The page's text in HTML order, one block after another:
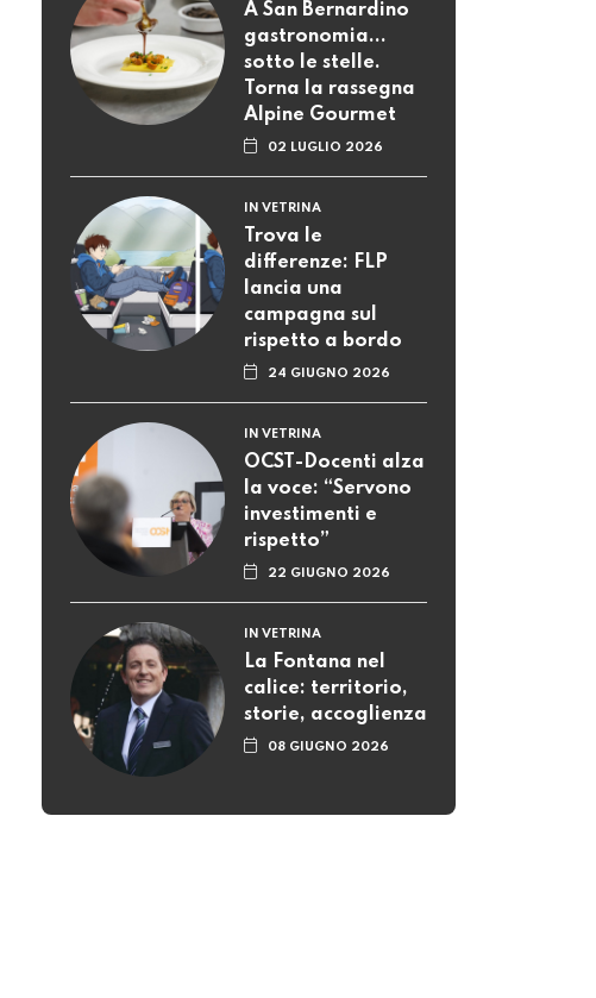
A San Bernardino
gastronomia...
sotto le stelle.
Torna la rassegna
Alpine Gourmet
02 LUGLIO 2026
IN VETRINA
Trova le
differenze: FLP
lancia una
campagna sul
rispetto a bordo
24 GIUGNO 2026
IN VETRINA
OCST-Docenti alza
la voce: “Servono
investimenti e
rispetto”
22 GIUGNO 2026
IN VETRINA
La Fontana nel
calice: territorio,
storie, accoglienza
08 GIUGNO 2026